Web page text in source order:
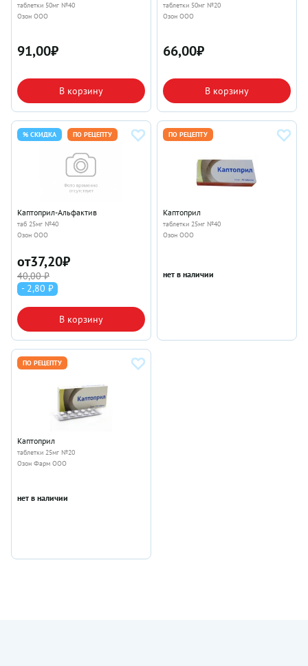
таблетки 50мг №40
Озон ООО
91,00₽
В корзину
таблетки 50мг №20
Озон ООО
66,00₽
В корзину
% СКИДКА ПО РЕЦЕПТУ
Каптоприл-Альфактив
таб 25мг №40
Озон ООО
от37,20₽
40,00 ₽
- 2,80 ₽
В корзину
ПО РЕЦЕПТУ
Каптоприл
таблетки 25мг №40
Озон ООО
нет в наличии
ПО РЕЦЕПТУ
Каптоприл
таблетки 25мг №20
Озон Фарм ООО
нет в наличии